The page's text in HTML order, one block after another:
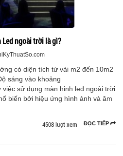
ngoài trời là gì?
có diện tích từ vài m2 đến 10m2
sáng vào khoảng
việc sử dụng màn hinh led ngoài trời
biến bởi hiệu ứng hình ảnh và âm
ĐỌC TIẾP
4508 lượt xem